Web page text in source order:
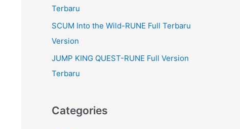
Terbaru
SCUM Into the Wild-RUNE Full Terbaru
Version
JUMP KING QUEST-RUNE Full Version
Terbaru
Categories